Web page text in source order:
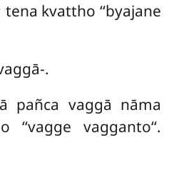
kvattho ‘‘byajane
.
pañca vaggā nāma
vagganto‘‘.